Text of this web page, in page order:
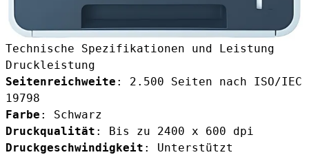
Technische Spezifikationen und Leistung
Druckleistung
Seitenreichweite : 2.500 Seiten nach ISO/IEC
19798
Farbe : Schwarz
Druckqualität : Bis zu 2400 x 600 dpi
Druckgeschwindigkeit : Unterstützt